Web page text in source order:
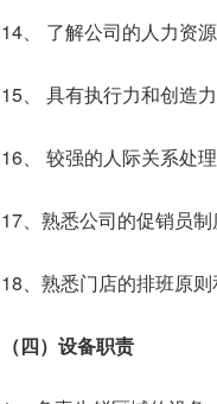
14、 了解公司的人力资
15、 具有执行力和创造力
16、 较强的人际关系处理
17、熟悉公司的促销员制
18、熟悉门店的排班原则
（四）设备职责